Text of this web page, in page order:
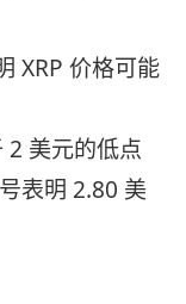
XRP 价格可能
2 美元的低点
表明 2.80 美